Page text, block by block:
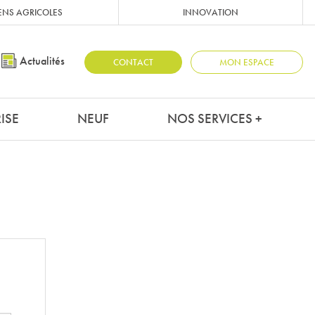
AGRICOLES INNOVATION
Actualités CONTACT MON ESPACE
NEUF NOS SERVICES +